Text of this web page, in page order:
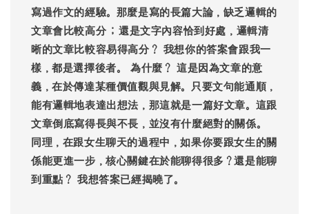
寫過作文的經驗。那麼是寫的長篇大論，缺乏邏輯的
文章會比較高分 ; 還是文字內容恰到好處，邏輯清
晰的文章比較容易得高分？ 我想你的答案會跟我一
樣，都是選擇後者。 為什麼？ 這是因為文章的意
義，在於傳達某種價值觀與見解。只要文句能通順，
能有邏輯地表達出想法，那這就是一篇好文章。這跟
文章倒底寫得長與不長，並沒有什麼絕對的關係。
同理，在跟女生聊天的過程中，如果你要跟女生的關
係能更進一步，核心關鍵在於能聊得很多？還是能聊
到重點？ 我想答案已經揭曉了。